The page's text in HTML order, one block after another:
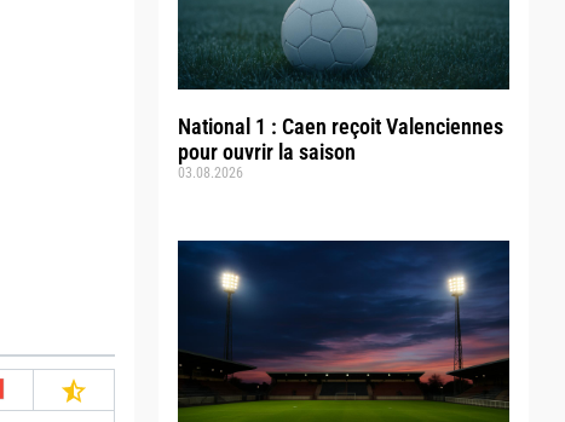
National 1 : Caen reçoit Valenciennes
pour ouvrir la saison
03.08.2026